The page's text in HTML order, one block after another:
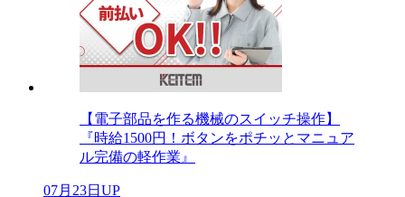
【電子部品を作る機械のスイッチ操作】
『時給1500円！ボタンをポチッとマニュア
ル完備の軽作業』
07月23日UP